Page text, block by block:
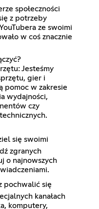
społeczności
z potrzeby
ze swoimi
w coś znacznie
Jesteśmy
gier i
pomoc w zakresie
wydajności,
czy
się swoimi
zgranych
o najnowszych
pochwalić się
kanałach
komputery,